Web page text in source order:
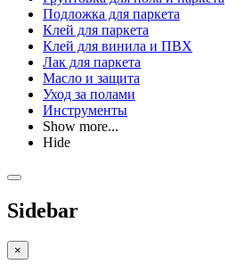
Подложка для паркета
Клей для паркета
Клей для винила и ПВХ
Лак для паркета
Масло и защита
Уход за полами
Инструменты
Show more...
Hide
Sidebar
×